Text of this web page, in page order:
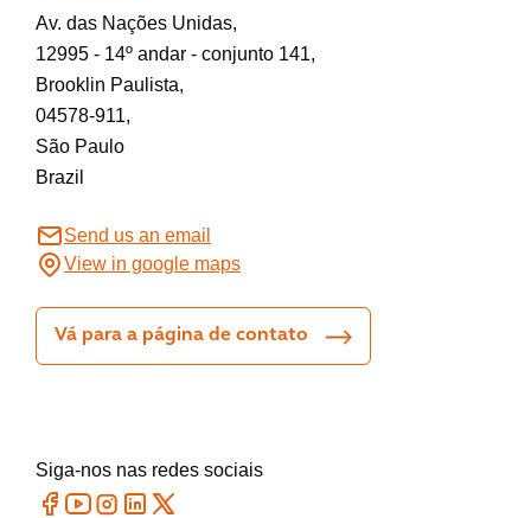
Av. das Nações Unidas,
12995 - 14º andar - conjunto 141,
Brooklin Paulista,
04578-911,
São Paulo
Brazil
Send us an email
View in google maps
Vá para a página de contato
Siga-nos nas redes sociais